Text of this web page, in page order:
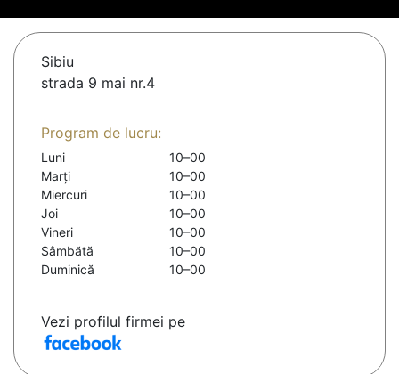
Sibiu
strada 9 mai nr.4
Program de lucru:
Luni
10–00
Marți
10–00
Miercuri
10–00
Joi
10–00
Vineri
10–00
Sâmbătă
10–00
Duminică
10–00
Vezi profilul firmei pe